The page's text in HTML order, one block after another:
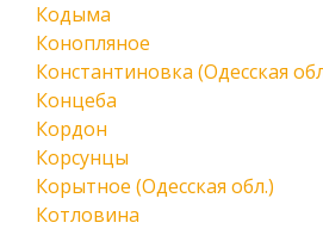
Кодыма
Конопляное
Константиновка (Одесская
Концеба
Кордон
Корсунцы
Корытное (Одесская обл.)
Котловина